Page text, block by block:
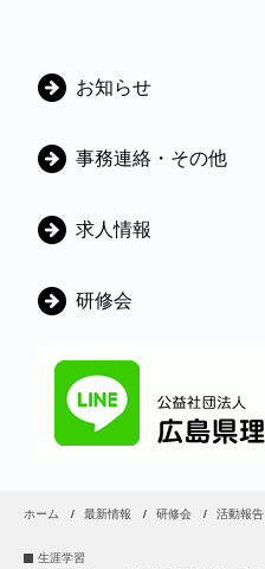
カ
ゴ
ー
お知らせ
事務連絡・その他
求人情報
研修会
ホーム 最新情報 研修会 活動報告
生涯学習